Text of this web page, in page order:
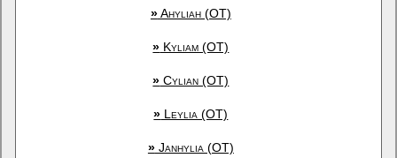
»Ahyliah (OT)
» Kyliam (OT)
» Cylian (OT)
» Leylia (OT)
»Janhylia (OT)